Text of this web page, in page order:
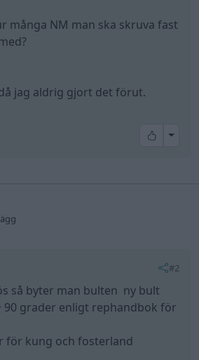
många NM man ska skruva fast
jag aldrig gjort det förut.
All
#2
så byter man bulten ny bult
90 grader enligt rephandbok för
för kung och fosterland